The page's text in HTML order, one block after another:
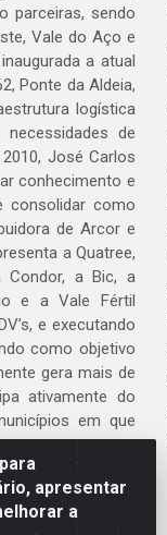
apresentar
a
parceiras, sendo
Vale do Aço e
a atual
Ponte da Aldeia,
logística
de
José Carlos
conhecimento e
consolidar como
de Arcor e
a Quatree,
Condor, a Bic, a
e a Vale Fértil
e executando
como objetivo
gera mais de
ativamente do
em que